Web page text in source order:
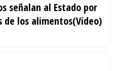
señalan al Estado por
de los alimentos(Video)